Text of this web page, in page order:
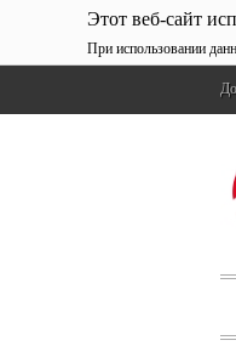
Этот веб-сайт
При использовании